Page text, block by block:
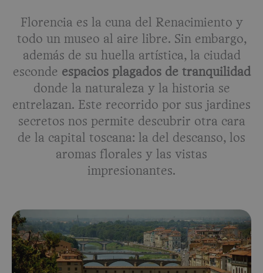
Florencia es la cuna del Renacimiento y
todo un museo al aire libre. Sin embargo,
además de su huella artística, la ciudad
esconde espacios plagados de tranquilidad
donde la naturaleza y la historia se
entrelazan. Este recorrido por sus jardines
secretos nos permite descubrir otra cara
de la capital toscana: la del descanso, los
aromas florales y las vistas
impresionantes.